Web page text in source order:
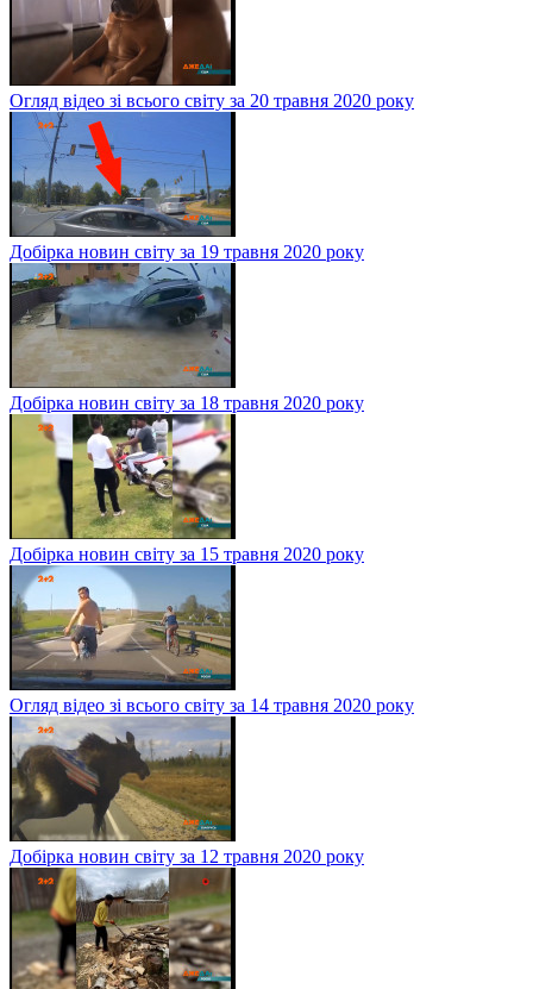
Огляд відео зі всього світу за 20 травня 2020 року
Добірка новин світу за 19 травня 2020 року
Добірка новин світу за 18 травня 2020 року
Добірка новин світу за 15 травня 2020 року
Огляд відео зі всього світу за 14 травня 2020 року
Добірка новин світу за 12 травня 2020 року